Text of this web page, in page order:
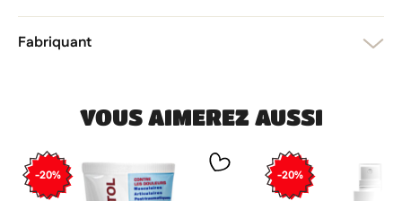
Fabriquant
VOUS AIMEREZ AUSSI
-20% -20%